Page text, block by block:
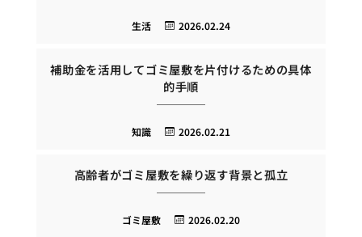
2026.02.24
生活
補助金を活用してゴミ屋敷を片付けるための具体
的手順
2026.02.21
知識
高齢者がゴミ屋敷を繰り返す背景と孤立
2026.02.20
ゴミ屋敷